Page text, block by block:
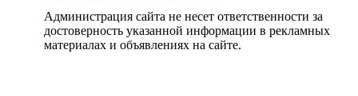
Администрация сайта не несет ответственности за
достоверность указанной информации в рекламных
материалах и объявлениях на сайте.